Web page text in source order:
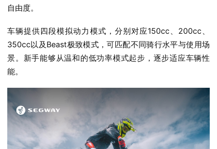
悬挂系统采用马祖奇专业减震，前减震为37mm加粗规格，
用马祖奇多连杆结构，可对压缩、回弹、预载三项独立调
节，从容应对各类越野路况。
智能辅助全面加持，新手友好、老手尽兴
高性能车型结合越野场景，对骑行技术提出了更高要求，而
Xaber 350依托X-Pilot越野智能辅助系统，搭载多项人性化
功能，有效降低入门门槛，同时为资深玩家保留充足的操控
自由度。